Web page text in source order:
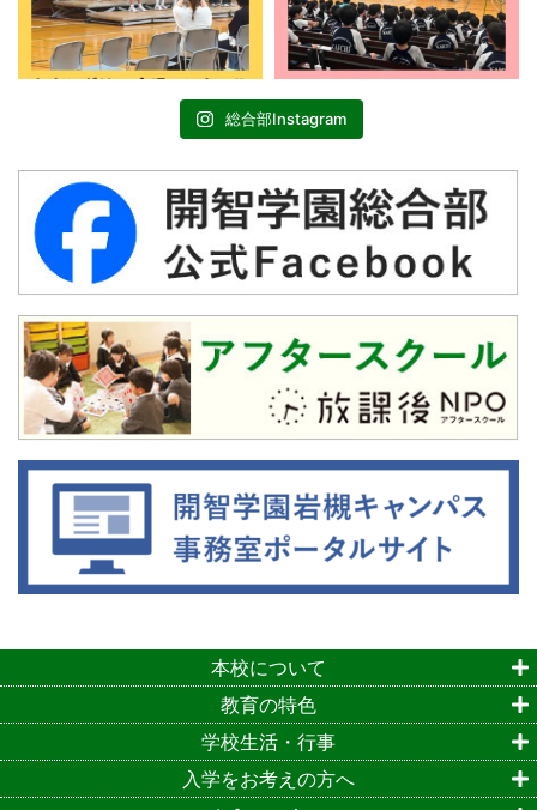
総合部Instagram
本校について
教育の特色
学校生活・行事
入学をお考えの方へ